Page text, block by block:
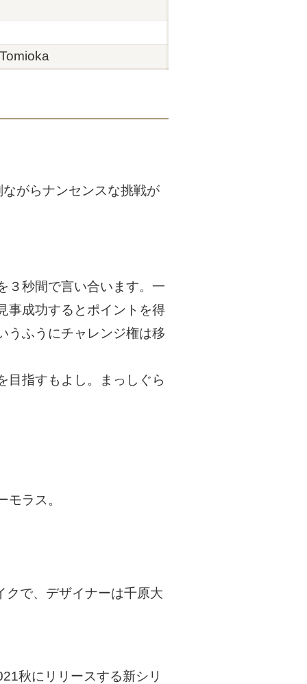
がらナンセンスな挑戦が
３秒間で言い合います。一
事成功するとポイントを得
うふうにチャレンジ権は移
目指すもよし。まっしぐら
ラス。
クで、デザイナーは千原大
秋にリリースする新シリ